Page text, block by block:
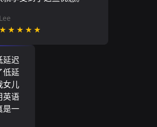
Lee
★★★★★
延迟
低延
女儿
英语
是一